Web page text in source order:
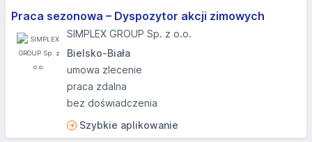
Praca sezonowa – Dyspozytor akcji zimowych
SIMPLEX GROUP Sp. z o.o.
Bielsko-Biała
umowa zlecenie
praca zdalna
bez doświadczenia
Szybkie aplikowanie